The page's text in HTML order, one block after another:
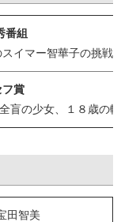
番組
スイマー智華子の挑戦
フ賞
盲の少女、１８歳の
田智美